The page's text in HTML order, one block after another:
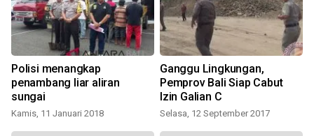
Polisi menangkap
penambang liar aliran
sungai
Kamis, 11 Januari 2018
Ganggu Lingkungan,
Pemprov Bali Siap Cabut
Izin Galian C
Selasa, 12 September 2017